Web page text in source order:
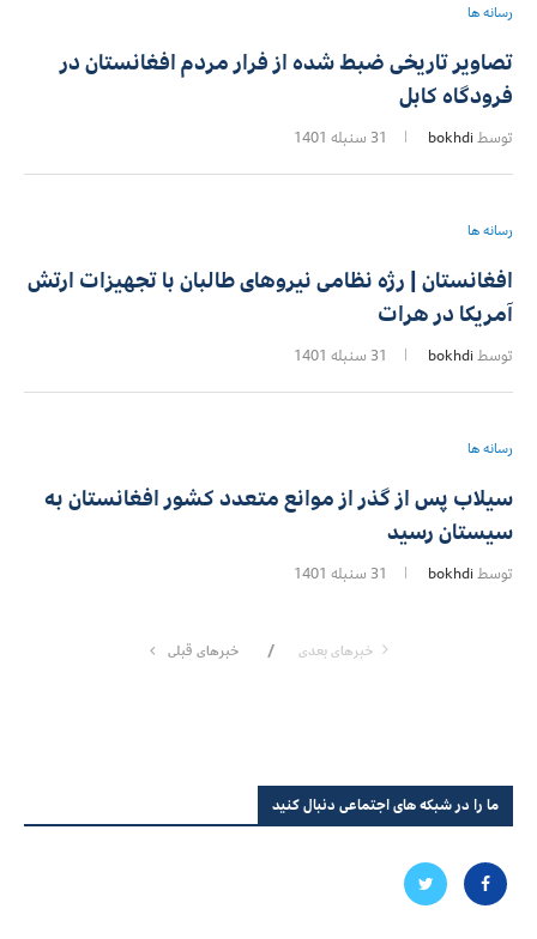
رسانه ها
تصاویر تاریخی ضبط شده از فرار مردم افغانستان در
فرودگاه کابل
توسط bokhdi 31 سنبله 1401
رسانه ها
افغانستان | رژه نظامی نیروهای طالبان با تجهیزات ارتش
آمریکا در هرات
توسط bokhdi 31 سنبله 1401
رسانه ها
سیلاب پس از گذر از موانع متعدد کشور افغانستان به
سیستان رسید
توسط bokhdi 31 سنبله 1401
خبرهای بعدی خبرهای قبلی
ما را در شبکه های اجتماعی دنبال کنید